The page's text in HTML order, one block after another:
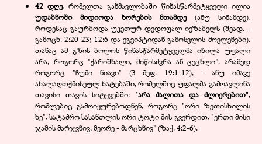
42დღე,რომელთა განმავლობაში წინასწარმეტყველი ილია
უდაბნოში მიდიოდა ხორების მთამდე (ანუ სინამდე),
როდესაც გაურბოდა უკეთურ დედოფალ იეზაბელს (შეად. -
გამოცხ. 2:20-23; 12:6 და ეგვიპტიდან გამოსვლის მოვლენები).
თანაც ამ გზის ბოლოს წინასწარმეტყველმა იხილა უფალი
არა, როგორც "ქარიშხალი, მიწისძვრა ან ცეცხლი", არამედ
როგორც "ჩუმი ნიავი" (3 მეფ. 19:1-12), - ანუ იმავე
ახალაღთქმისეულ ხატებაში, რომელშიც უფალმა გამოავლინა
თავისი თავის სიტყვებში: "არა ძალითა და ძლიერებით",
რომლებიც გამოიყურებოდნენ, როგორც "ორი ზეთისხილის
ხე", სატაძრო სასანთლის ორი ტოტი მის გვერდით, "ერთი მისი
ჯამის მარჯვნივ, მეორე - მარცხნივ" (ზაქ. 4:2-6).